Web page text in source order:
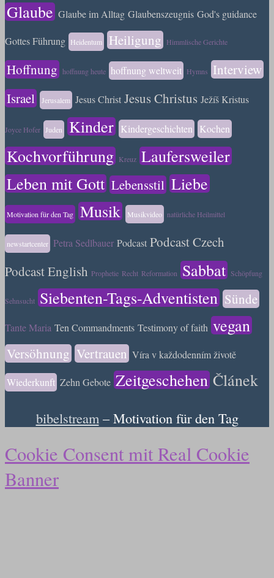
Glaube Glaube im Alltag Glaubenszeugnis God's guidance
Gottes Führung Heidentum Heiligung Himmlische Gerichte
Hoffnung hoffnung heute hoffnung weltweit Hymns
Interview
Israel
Jerusalem Jesus Christ Jesus Christus Ježíš Kristus
Joyce Hofer Juden Kinder Kindergeschichten Kochen
Kochvorführung Kreuz Laufersweiler
Leben mit Gott Lebensstil Liebe
Motivation für den Tag Musik Musikvideo natürliche Heilmittel
newstartcenter Petra Sedlbauer Podcast Podcast Czech
Podcast English Prophetie Recht Reformation Sabbat Schöpfung
Sehnsucht Siebenten-Tags-Adventisten Sünde
Tante Maria Ten Commandments Testimony of faith vegan
Versöhnung Vertrauen Víra v každodenním životě
Wiederkunft Zehn Gebote Zeitgeschehen Článek
bibelstream– Motivation für den Tag
Cookie Consent mit Real Cookie
Banner